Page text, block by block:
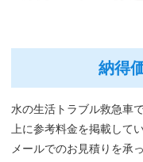
納得
水の生活トラブル救急車
上に参考料金を掲載して
メールでのお見積りを承